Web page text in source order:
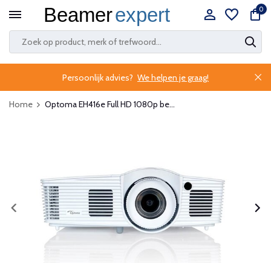
0
Persoonlijk advies? We helpen je graag!
Home Optoma EH416e Full HD 1080p be...